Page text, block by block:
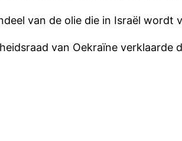
van de olie die in Israël wordt
van Oekraïne verklaarde